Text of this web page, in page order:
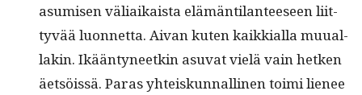
asumisen väli­aikaista elämän­ti­lanteeseen liit­
tyvää luon­net­ta. Aivan kuten kaikkial­la muual­
lakin. Ikään­tyneetkin asu­vat vielä vain het­ken
äet­söis­sä. Paras yhteiskun­nalli­nen toi­mi lie­nee